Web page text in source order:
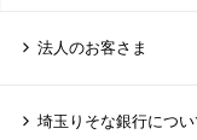
法人のお客さま
埼玉りそな銀行につい